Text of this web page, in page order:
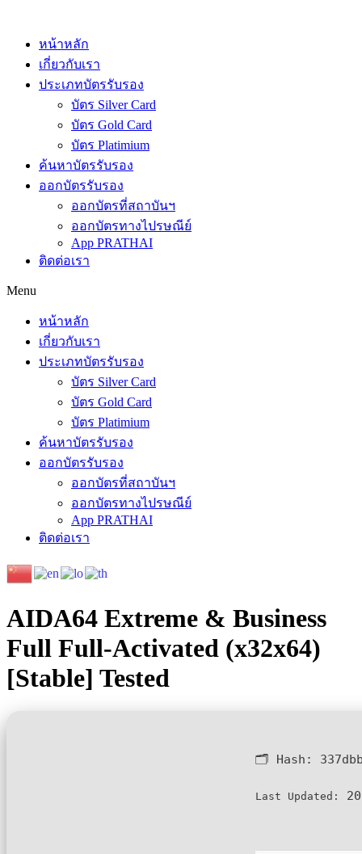
contentหน้าหลัก
เกี่ยวกับเรา
ประเภทบัตรรับรอง
บัตร Silver Card
บัตร Gold Card
บัตร Platimium
ค้นหาบัตรรับรอง
ออกบัตรรับรอง
ออกบัตรที่สถาบันฯ
ออกบัตรทางไปรษณีย์
App PRATHAI
ติดต่อเรา
Menu
หน้าหลัก
เกี่ยวกับเรา
ประเภทบัตรรับรอง
บัตร Silver Card
บัตร Gold Card
บัตร Platimium
ค้นหาบัตรรับรอง
ออกบัตรรับรอง
ออกบัตรที่สถาบันฯ
ออกบัตรทางไปรษณีย์
App PRATHAI
ติดต่อเรา
AIDA64 Extreme & Business
Full Full-Activated (x32x64)
[Stable] Tested
🗂 Hash:
Last Updated: